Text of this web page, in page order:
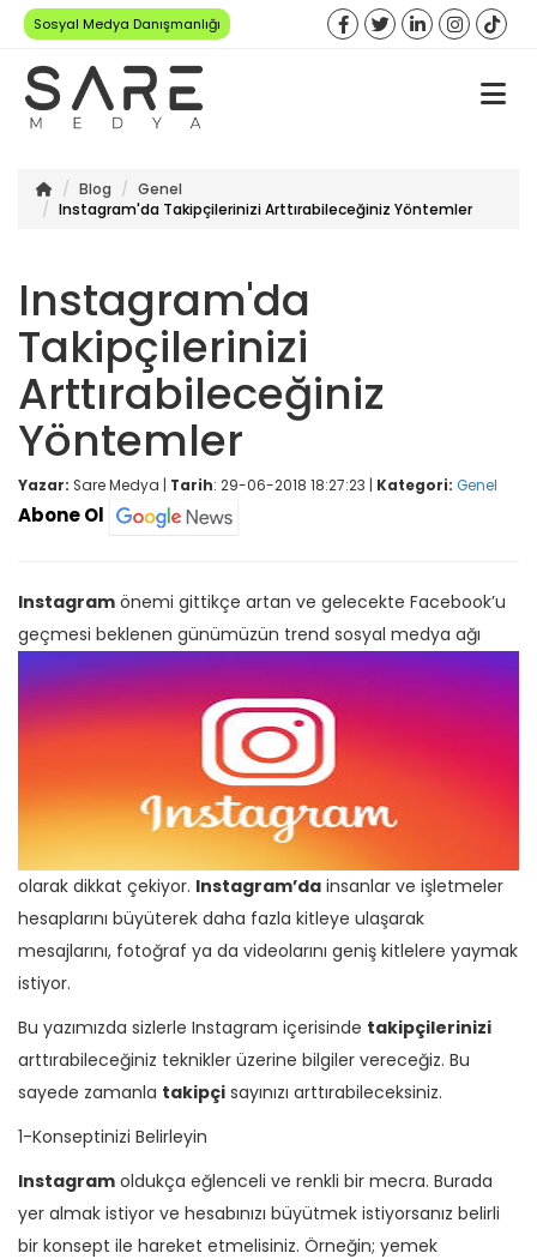
Sosyal Medya Danışmanlığı
Blog
Genel
Instagram'da Takipçilerinizi Arttırabileceğiniz Yöntemler
Instagram'da
Takipçilerinizi
Arttırabileceğiniz
Yöntemler
Yazar: Sare Medya | Tarih: 29-06-2018 18:27:23 | Kategori: Genel
Abone Ol
Instagram önemi gittikçe artan ve gelecekte Facebook’u
geçmesi beklenen günümüzün trend sosyal medya ağı
olarak dikkat çekiyor. Instagram’da insanlar ve işletmeler
hesaplarını büyüterek daha fazla kitleye ulaşarak
mesajlarını, fotoğraf ya da videolarını geniş kitlelere yaymak
istiyor.
Bu yazımızda sizlerle Instagram içerisinde takipçilerinizi
arttırabileceğiniz teknikler üzerine bilgiler vereceğiz. Bu
sayede zamanla takipçi sayınızı arttırabileceksiniz.
1-Konseptinizi Belirleyin
Instagram oldukça eğlenceli ve renkli bir mecra. Burada
yer almak istiyor ve hesabınızı büyütmek istiyorsanız belirli
bir konsept ile hareket etmelisiniz. Örneğin; yemek